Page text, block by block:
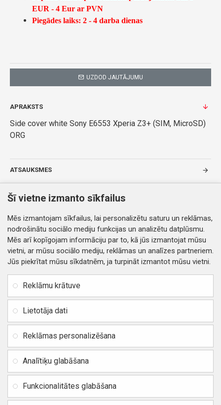
EUR - 4 Eur ar PVN
Piegādes laiks: 2 - 4 darba dienas
UZDOD JAUTĀJUMU
APRAKSTS
Side cover white Sony E6553 Xperia Z3+ (SIM, MicroSD)
ORG
ATSAUKSMES
TAGI:
Side cover white Sony E6553 Xperia Z3+ (SIM
Kontakti
Distances līgums
Privātuma politika
Preču un naudas atgriešana
Piegādes un apmaksa
Vietnes karte
Rekvizīti
Jur. adrese: Zasulauka iela
Reģ. Nr. 40103717618,
BIC / SWIFT: HABALV22
TEl.: +371 20219155
E-pasts:info@mobipart.eu
Šī vietne izmanto sīkfailus
Mēs izmantojam sīkfailus, lai personalizētu saturu un reklāmas,
nodrošinātu sociālo mediju funkcijas un analizētu datplūsmu.
Mēs arī kopīgojam informāciju par to, kā jūs izmantojat mūsu
vietni, ar mūsu sociālo mediju, reklāmas un analīzes partneriem.
Jūs piekrītat mūsu sīkdatnēm, ja turpināt izmantot mūsu vietni.
Reklāmu krātuve
Lietotāja dati
Reklāmas personalizēšana
Analītiķu glabāšana
Funkcionalitātes glabāšana